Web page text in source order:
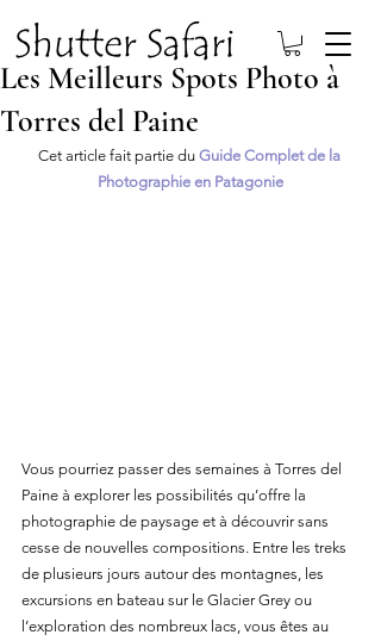
Les Meilleurs Spots Photo à
Torres del Paine
Cet article fait partie du Guide Complet de la
Photographie en Patagonie
Vous pourriez passer des semaines à Torres del
Paine à explorer les possibilités qu’offre la
photographie de paysage et à découvrir sans
cesse de nouvelles compositions. Entre les treks
de plusieurs jours autour des montagnes, les
excursions en bateau sur le Glacier Grey ou
l’exploration des nombreux lacs, vous êtes au